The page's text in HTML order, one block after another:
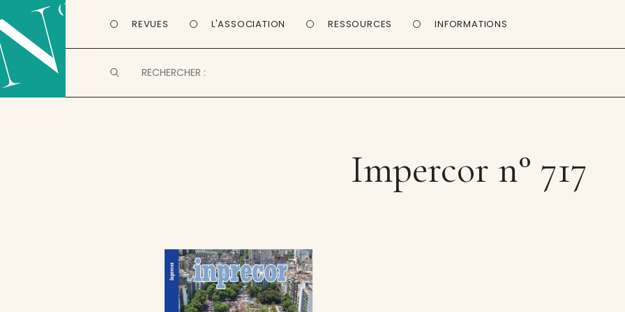
REVUES L'ASSOCIATION RESSOURCES INFORMATIONS
Impercor n° 717